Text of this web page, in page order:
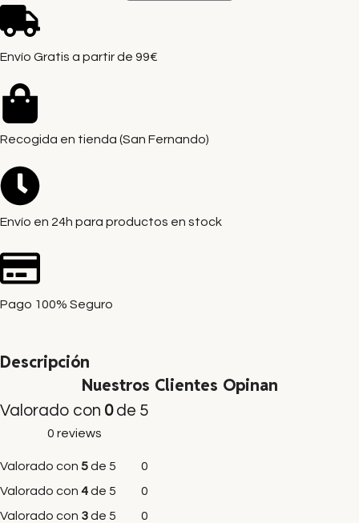
Envío Gratis a partir de 99€
Recogida en tienda (San Fernando)
Envío en 24h para productos en stock
Pago 100% Seguro
Descripción
Nuestros Clientes Opinan
Valorado con 0de 5
0 reviews
Valorado con 5de 5
0
Valorado con 4de 5
0
Valorado con 3de 5
0